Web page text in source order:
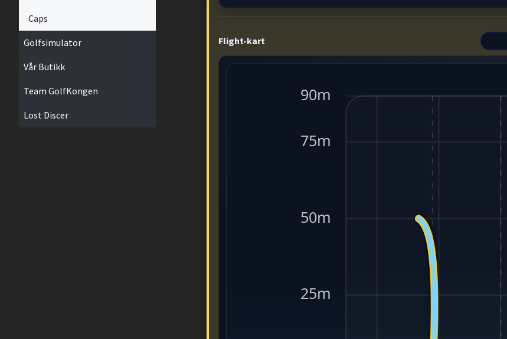
Caps
Golfsimulator
Vår Butikk
Team GolfKongen
Lost Discer
Flight-kart
25m
50m
75m
90m